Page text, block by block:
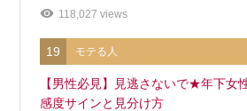
118,027 views
19 モテる人
【男性必見】見逃さないで★年下女
感度サインと見分け方